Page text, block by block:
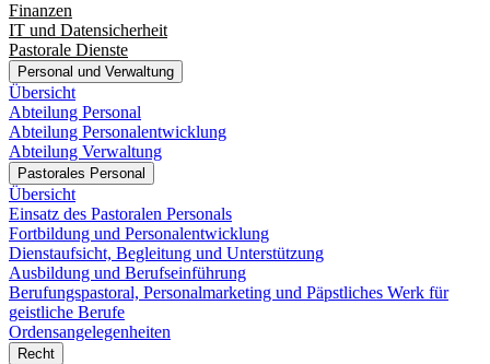
Finanzen
IT und Datensicherheit
Pastorale Dienste
Personal und Verwaltung
Übersicht
Abteilung Personal
Abteilung Personalentwicklung
Abteilung Verwaltung
Pastorales Personal
Übersicht
Einsatz des Pastoralen Personals
Fortbildung und Personalentwicklung
Dienstaufsicht, Begleitung und Unterstützung
Ausbildung und Berufseinführung
Berufungspastoral, Personalmarketing und Päpstliches Werk für
geistliche Berufe
Ordensangelegenheiten
Recht